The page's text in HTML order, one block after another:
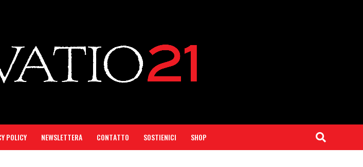
POLICY NEWSLETTERA CONTATTO SOSTIENICI SHOP